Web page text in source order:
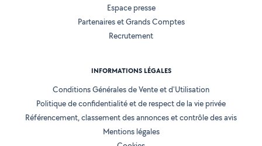
Espace presse
Partenaires et Grands Comptes
Recrutement
INFORMATIONS LÉGALES
Conditions Générales de Vente et d'Utilisation
Politique de confidentialité et de respect de la vie privée
Référencement, classement des annonces et contrôle des avis
Mentions légales